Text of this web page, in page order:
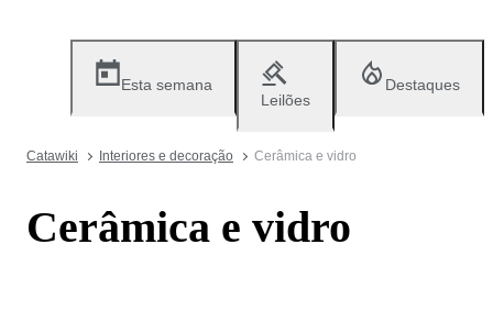
Esta semana
Leilões
Destaques
Catawiki Interiores e decoração Cerâmica e vidro
Cerâmica e vidro